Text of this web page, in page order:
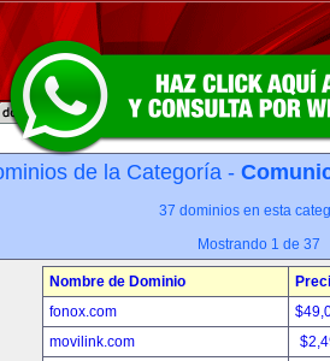
de la Categoría -
37 dominios en esta
Mostrando 1 de 37
Nombre de Dominio
fonox.com
movilink.com